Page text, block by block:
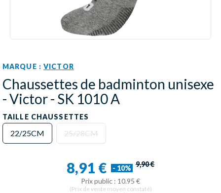
MARQUE :VICTOR
Chaussettes de badminton unisexe
- Victor - SK 1010 A
TAILLE CHAUSSETTES
22/25CM 25/28CM
8,91 € - 10% 9,90 €
Prix public : 10.95 €
(Prix de vente moyen constaté)